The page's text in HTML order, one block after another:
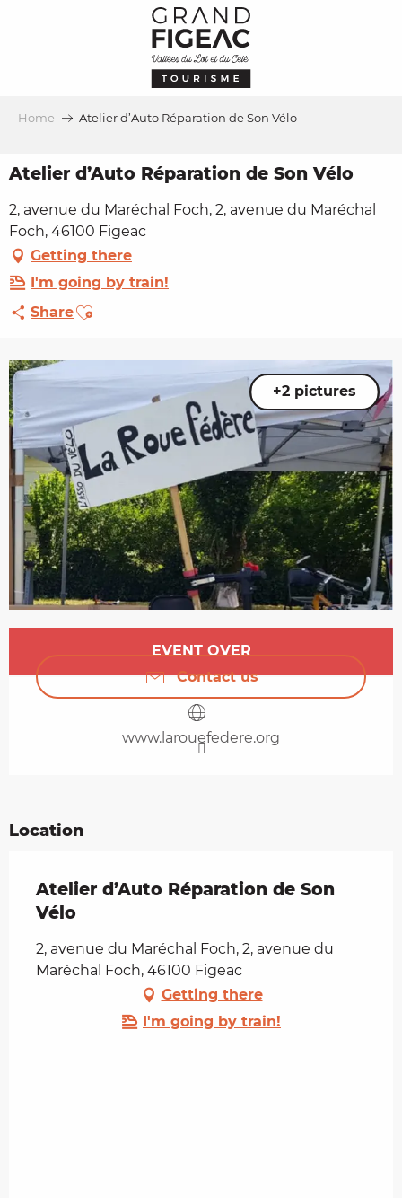
Home Atelier d’Auto Réparation de Son Vélo
Atelier d’Auto Réparation de Son Vélo
2, avenue du Maréchal Foch, 2, avenue du Maréchal
Foch, 46100 Figeac
Getting there
I'm going by train!
ShareAjouter aux favoris
+2 pictures
Opening hours & contact details
EVENT OVER
Contact us
www.larouefedere.org
Location
Atelier d’Auto Réparation de Son
Vélo
2, avenue du Maréchal Foch, 2, avenue du
Maréchal Foch, 46100 Figeac
Getting there
I'm going by train!